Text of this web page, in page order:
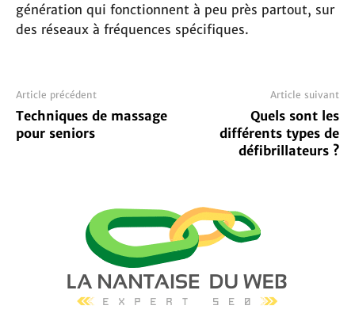
génération qui fonctionnent à peu près partout, sur
des réseaux à fréquences spécifiques.
Article précédent
Techniques de massage
pour seniors
Article suivant
Quels sont les
différents types de
défibrillateurs ?